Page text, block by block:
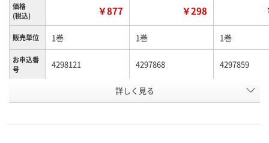
価格
(税込)
￥877 ￥298
販売単位 1巻 1巻 1巻
お申込番
号
4298121 4297868 4297859
あり
詳しく見る